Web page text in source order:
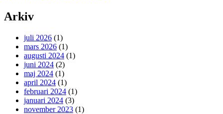
Arkiv
juli 2026 (1)
mars 2026 (1)
augusti 2024 (1)
juni 2024 (2)
maj 2024 (1)
april 2024 (1)
februari 2024 (1)
januari 2024 (3)
november 2023 (1)